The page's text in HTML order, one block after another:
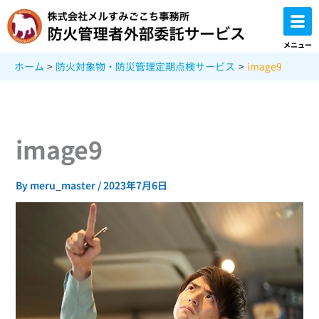
容
を
メニュー
ホーム 防火対象物・防災管理定期点検サービス image9
image9
By meru_master /2023年7月6日